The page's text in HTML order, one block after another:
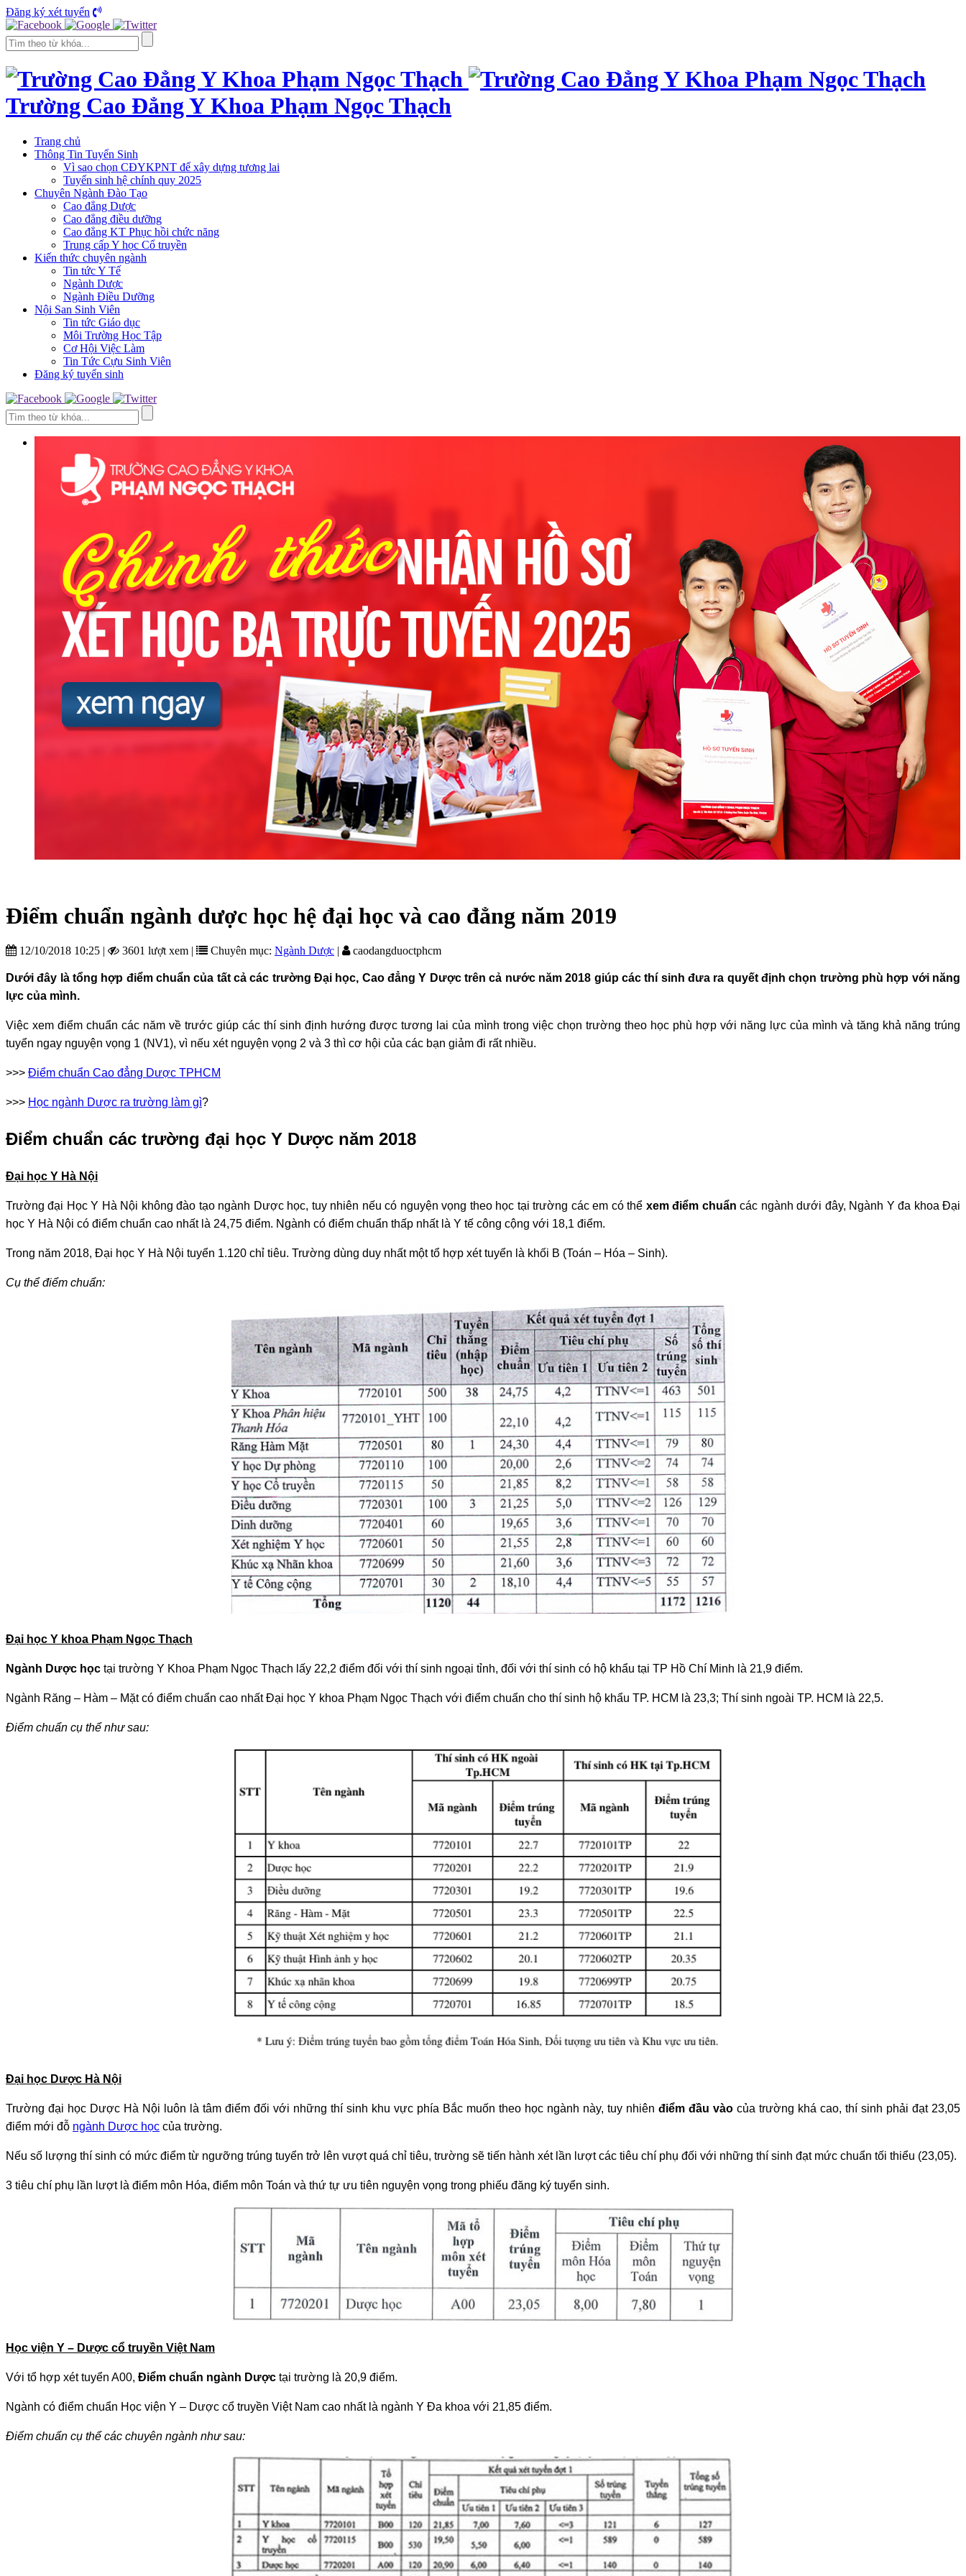
Đăng ký xét tuyển
Trường Cao Đẳng Y Khoa Phạm Ngọc Thạch
Trang chủ
Thông Tin Tuyển Sinh
Vì sao chọn CĐYKPNT để xây dựng tương lai
Tuyển sinh hệ chính quy 2025
Chuyên Ngành Đào Tạo
Cao đẳng Dược
Cao đẳng điều dưỡng
Cao đẳng KT Phục hồi chức năng
Trung cấp Y học Cổ truyền
Kiến thức chuyên ngành
Tin tức Y Tế
Ngành Dược
Ngành Điều Dưỡng
Nội San Sinh Viên
Tin tức Giáo dục
Môi Trường Học Tập
Cơ Hội Việc Làm
Tin Tức Cựu Sinh Viên
Đăng ký tuyển sinh
Điểm chuẩn ngành dược học hệ đại học và cao đẳng năm 2019
12/10/2018 10:25 | 3601 lượt xem | Chuyên mục: Ngành Dược | caodangduoctphcm
Dưới đây là tổng hợp điểm chuẩn của tất cả các trường Đại học, Cao đẳng Y Dược trên cả nước năm 2018 giúp các thí sinh đưa ra quyết định chọn trường phù hợp với năng
lực của mình.
Việc xem điểm chuẩn các năm về trước giúp các thí sinh định hướng được tương lai của mình trong việc chọn trường theo học phù hợp với năng lực của mình và tăng khả năng trúng
tuyển ngay nguyện vọng 1 (NV1), vì nếu xét nguyện vọng 2 và 3 thì cơ hội của các bạn giảm đi rất nhiều.
>>> Điểm chuẩn Cao đẳng Dược TPHCM
>>> Học ngành Dược ra trường làm gì?
Điểm chuẩn các trường đại học Y Dược năm 2018
Đại học Y Hà Nội
Trường đại Học Y Hà Nội không đào tạo ngành Dược học, tuy nhiên nếu có nguyện vọng theo học tại trường các em có thể xem điểm chuẩn các ngành dưới đây, Ngành Y đa khoa Đại
học Y Hà Nội có điểm chuẩn cao nhất là 24,75 điểm. Ngành có điểm chuẩn thấp nhất là Y tế công cộng với 18,1 điểm.
Trong năm 2018, Đại học Y Hà Nội tuyển 1.120 chỉ tiêu. Trường dùng duy nhất một tổ hợp xét tuyển là khối B (Toán – Hóa – Sinh).
Cụ thể điểm chuẩn:
Đại học Y khoa Phạm Ngọc Thạch
Ngành Dược học tại trường Y Khoa Phạm Ngọc Thạch lấy 22,2 điểm đối với thí sinh ngoại tỉnh, đối với thí sinh có hộ khẩu tại TP Hồ Chí Minh là 21,9 điểm.
Ngành Răng – Hàm – Mặt có điểm chuẩn cao nhất Đại học Y khoa Phạm Ngọc Thạch với điểm chuẩn cho thí sinh hộ khẩu TP. HCM là 23,3; Thí sinh ngoài TP. HCM là 22,5.
Điểm chuẩn cụ thể như sau:
Đại học Dược Hà Nội
Trường đại học Dược Hà Nội luôn là tâm điểm đối với những thí sinh khu vực phía Bắc muốn theo học ngành này, tuy nhiên điểm đầu vào của trường khá cao, thí sinh phải đạt 23,05
điểm mới đỗ ngành Dược học của trường.
Nếu số lượng thí sinh có mức điểm từ ngưỡng trúng tuyển trở lên vượt quá chỉ tiêu, trường sẽ tiến hành xét lần lượt các tiêu chí phụ đối với những thí sinh đạt mức chuẩn tối thiểu (23,05).
3 tiêu chí phụ lần lượt là điểm môn Hóa, điểm môn Toán và thứ tự ưu tiên nguyện vọng trong phiếu đăng ký tuyển sinh.
Học viện Y – Dược cổ truyền Việt Nam
Với tổ hợp xét tuyển A00, Điểm chuẩn ngành Dược tại trường là 20,9 điểm.
Ngành có điểm chuẩn Học viện Y – Dược cổ truyền Việt Nam cao nhất là ngành Y Đa khoa với 21,85 điểm.
Điểm chuẩn cụ thể các chuyên ngành như sau: